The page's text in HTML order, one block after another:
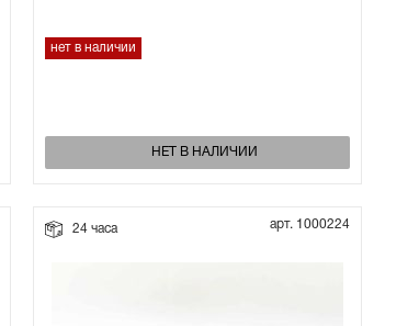
нет в наличии
НЕТ В НАЛИЧИИ
24 часа арт. 1000224